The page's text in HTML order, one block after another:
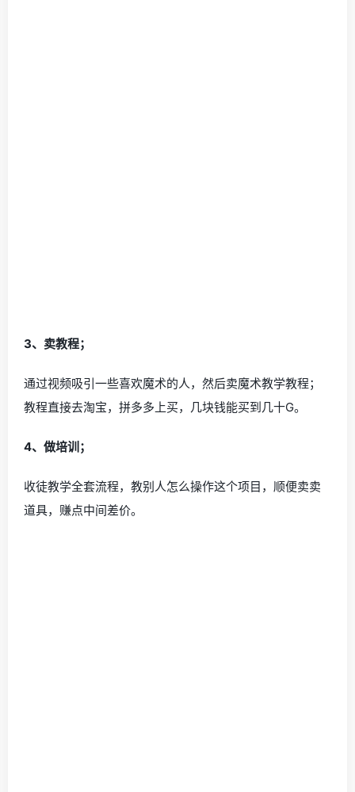
3、卖教程；
通过视频吸引一些喜欢魔术的人，然后卖魔术教学教程；
教程直接去淘宝，拼多多上买，几块钱能买到几十G。
4、做培训；
收徒教学全套流程，教别人怎么操作这个项目，顺便卖卖
道具，赚点中间差价。